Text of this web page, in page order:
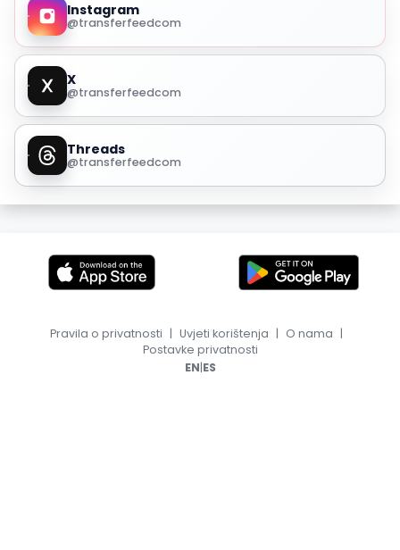
Instagram
@transferfeedcom
X
@transferfeedcom
Threads
@transferfeedcom
Pravila o privatnosti | Uvjeti korištenja | O nama |
Postavke privatnosti
EN|ES